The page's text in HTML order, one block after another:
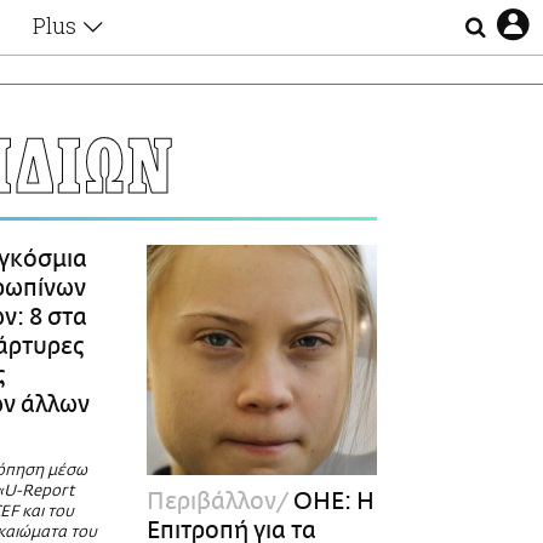
Plus
Αφιερώματα
Ζώδια
Οι Αθηναίοι
Απώλειες
Lgbtqi+
Επιλογές
8 στα
άλλων
μέσω
Report
και του
του
Περιβάλλον ΟΗΕ: H
Επιτροπή για τα